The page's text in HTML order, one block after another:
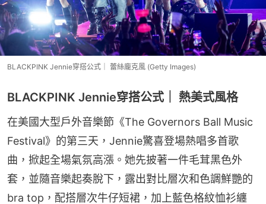
BLACKPINK Jennie穿搭公式｜ 蕾絲龐克風 (Getty Images)
BLACKPINK Jennie穿搭公式｜ 熱美式風格
在美國大型戶外音樂節《The Governors Ball Music
Festival》的第三天，Jennie驚喜登場熱唱多首歌
曲，掀起全場氣氛高漲。她先披著一件毛茸黑色外
套，並隨音樂起奏脫下，露出對比層次和色調鮮艷的
bra top，配搭層次牛仔短裙，加上藍色格紋恤衫纏